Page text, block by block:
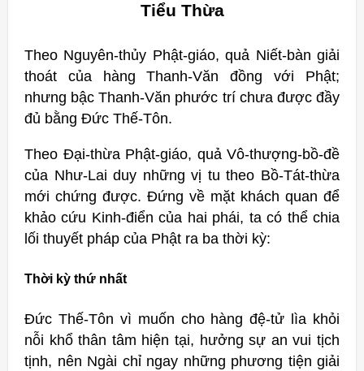
Tiểu Thừa
Theo Nguyên-thủy Phật-giáo, quả Niết-bàn giải
thoát của hàng Thanh-Văn đồng với Phật;
nhưng bậc Thanh-Văn phước trí chưa được đầy
đủ bằng Ðức Thế-Tôn.
Theo Đại-thừa Phật-giáo, quả Vô-thượng-bồ-đề
của Như-Lai duy những vị tu theo Bồ-Tát-thừa
mới chứng được. Đứng về mặt khách quan để
khảo cứu Kinh-điển của hai phái, ta có thể chia
lối thuyết pháp của Phật ra ba thời kỳ:
Thời kỳ thứ nhất
Ðức Thế-Tôn vì muốn cho hàng đệ-tử lìa khỏi
nỗi khổ thân tâm hiện tại, hưởng sự an vui tịch
tịnh, nên Ngài chỉ ngay những phương tiện giải